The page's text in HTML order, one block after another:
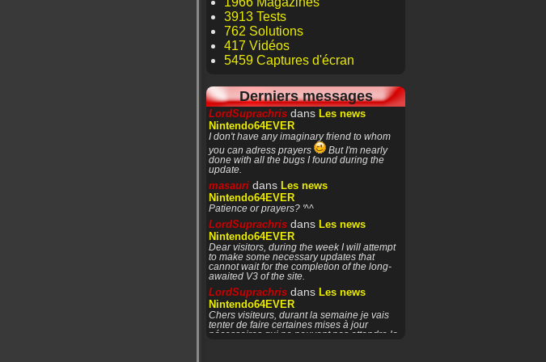
3913 Tests
762 Solutions
417 Vidéos
5459 Captures d'écran
Derniers messages
LordSuprachris dans Les news
Nintendo64EVER
I don't have any imaginary friend to whom
you can adress prayers
But I'm nearly
done with all the bugs I found during the
update.
masauri dans Les news
Nintendo64EVER
Patience or prayers? '^^
LordSuprachris dans Les news
Nintendo64EVER
Dear visitors, during the week I will attempt
to make some necessary updates that
cannot wait for the completion of the long-
awaited V3 of the site.
LordSuprachris dans Les news
Nintendo64EVER
Chers visiteurs, durant la semaine je vais
tenter de faire certaines mises à jour
nécessaires qui ne peuvent pas attendre la